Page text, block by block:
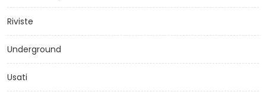
Riviste
Underground
Usati